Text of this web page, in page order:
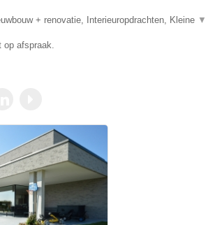
+ renovatie, Interieuropdrachten, Kleine ▼
op afspraak.